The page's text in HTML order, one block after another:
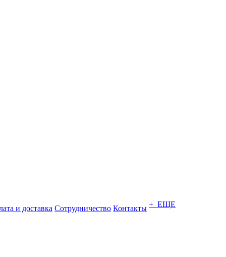
и доставка Сотрудничество Контакты + ЕЩЕ